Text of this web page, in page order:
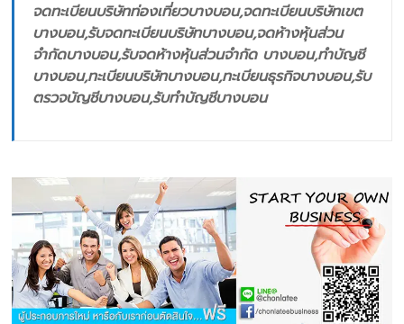
จดทะเบียนบริษัทท่องเที่ยวบางบอน,จดทะเบียนบริษัทเขต
บางบอน,รับจดทะเบียนบริษัทบางบอน,จดห้างหุ้นส่วน
จำกัดบางบอน,รับจดห้างหุ้นส่วนจำกัด บางบอน,ทำบัญชี
บางบอน,ทะเบียนบริษัทบางบอน,ทะเบียนธุรกิจบางบอน,รับ
ตรวจบัญชีบางบอน,รับทำบัญชีบางบอน